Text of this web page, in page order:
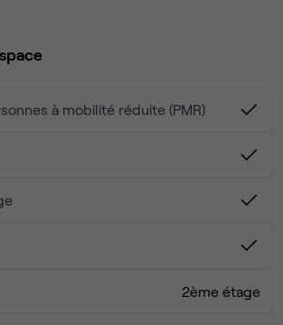
7 via code personnel.Parking gratuit à
à mobilité réduite (PMR)
2ème étage